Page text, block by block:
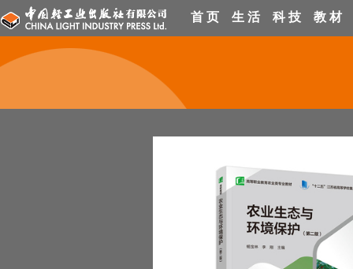
首 页 生 活 科 技 教 材